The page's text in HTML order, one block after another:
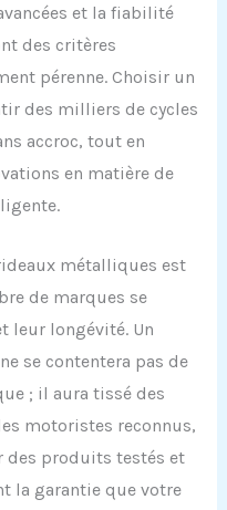
et la fiabilité
des critères
pérenne. Choisir un
des milliers de cycles
accroc, tout en
en matière de
métalliques est
de marques se
leur longévité. Un
se contentera pas de
; il aura tissé des
motoristes reconnus,
des produits testés et
la garantie que votre